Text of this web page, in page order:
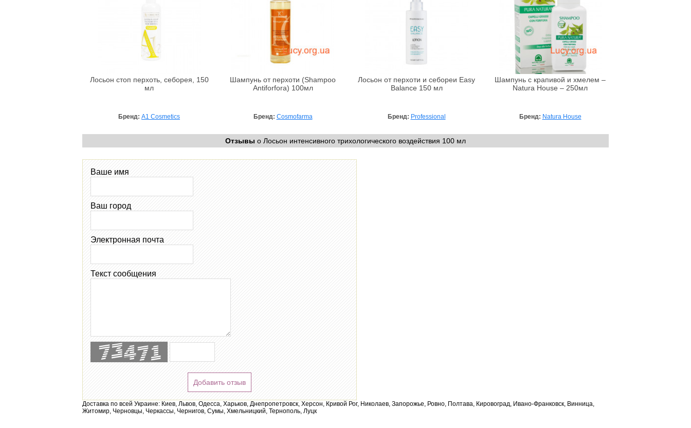
Лосьон стоп перхоть, себорея, 150
мл
Бренд: A1 Cosmetics
Шампунь от перхоти (Shampoo
Antiforfora) 100мл
Бренд: Cosmofarma
Лосьон от перхоти и себореи Easy
Balance 150 мл
Бренд: Professional
Шампунь с крапивой и хмелем –
Natura House – 250мл
Бренд: Natura House
Отзывы о Лосьон интенсивного трихологического воздействия 100 мл
Ваше имя
Ваш город
Электронная почта
Текст сообщения
Добавить отзыв
Доставка по всей Украине: Киев, Львов, Одесса, Харьков, Днепропетровск, Херсон, Кривой Рог, Николаев, Запорожье, Ровно, Полтава, Кировоград, Ивано-Франковск, Винница,
Житомир, Черновцы, Черкассы, Чернигов, Сумы, Хмельницкий, Тернополь, Луцк